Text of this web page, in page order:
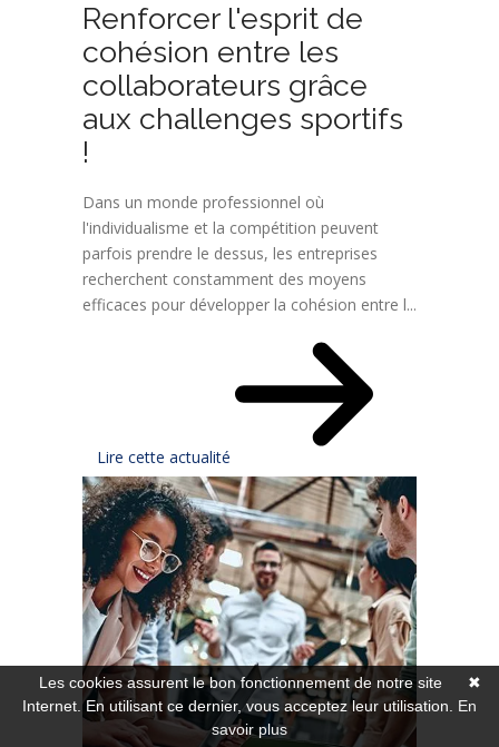
Renforcer l'esprit de
cohésion entre les
collaborateurs grâce
aux challenges sportifs
!
Dans un monde professionnel où
l'individualisme et la compétition peuvent
parfois prendre le dessus, les entreprises
recherchent constamment des moyens
efficaces pour développer la cohésion entre l...
Lire cette actualité
✖
Les cookies assurent le bon fonctionnement de notre site
Internet. En utilisant ce dernier, vous acceptez leur utilisation. En
savoir plus